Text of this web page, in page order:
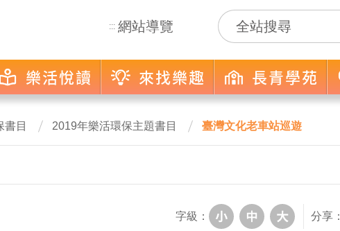
::: 網站導覽
樂活悅讀 來找樂趣 長青學苑
書目 2019年樂活環保主題書目 臺灣文化老車站巡遊
字級： 分享：